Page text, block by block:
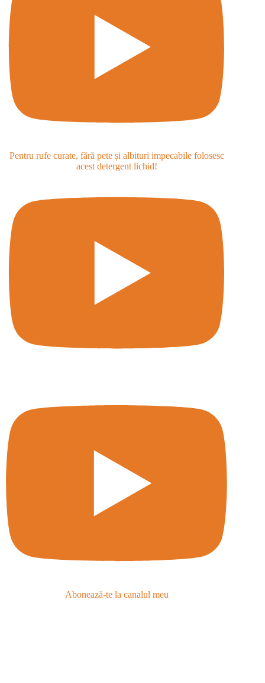
Pentru rufe curate, fără pete și albituri impecabile folosesc
acest detergent lichid!
Abonează-te la canalul meu